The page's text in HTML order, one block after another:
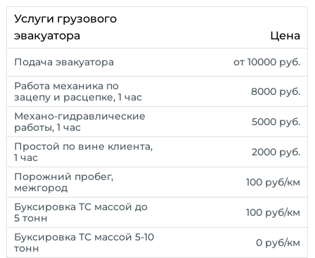
Услуги грузового
эвакуатора
Цена
Подача эвакуатора от 10000 руб.
Работа механика по
зацепу и расцепке, 1 час
8000 руб.
Механо-гидравлические
работы, 1 час
5000 руб.
Простой по вине клиента,
1 час
2000 руб.
Порожний пробег,
межгород
100 руб/км
Буксировка ТС массой до
5 тонн
100 руб/км
Буксировка ТС массой 5-10
тонн
0 руб/км